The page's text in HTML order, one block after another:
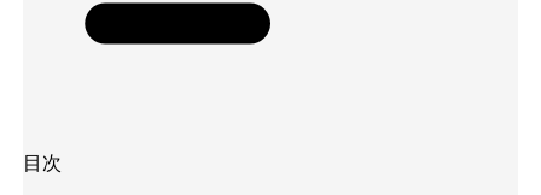
目次